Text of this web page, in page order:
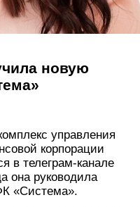
новую
управления
корпорации
в телеграм-канале
она руководила
«Система».